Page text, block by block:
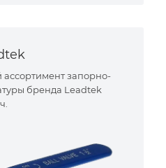
запорно-
бренда Leadtek